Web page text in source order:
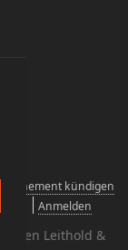
Abonnement kündigen
Anmelden
Leithold &